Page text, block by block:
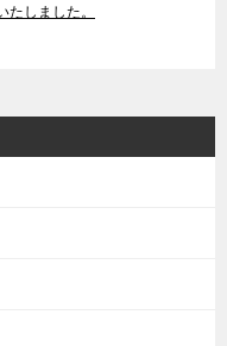
しました。